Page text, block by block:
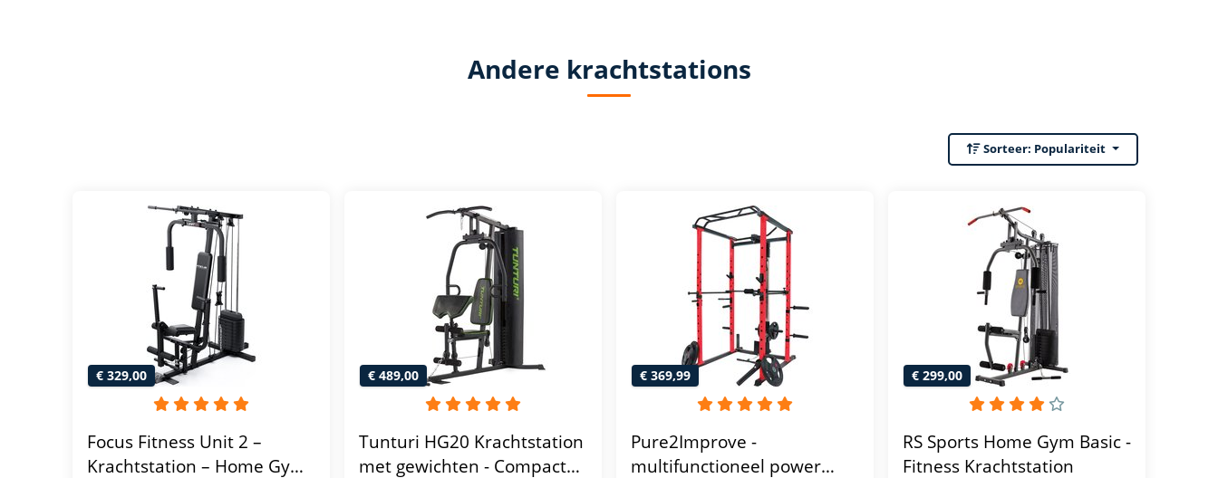
Andere krachtstations
Sorteer: Populariteit
€ 329,00
Focus Fitness Unit 2 –
Krachtstation – Home Gym
€ 489,00
Tunturi HG20 Krachtstation
met gewichten - Compacte
€ 369,99
Pure2Improve -
multifunctioneel power
€ 299,00
RS Sports Home Gym Basic -
Fitness Krachtstation